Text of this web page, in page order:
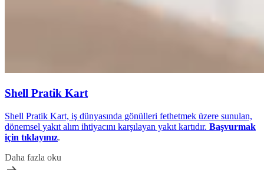
Shell Pratik Kart
Shell Pratik Kart, iş dünyasında gönülleri fethetmek üzere sunulan,
dönemsel yakıt alım ihtiyacını karşılayan yakıt kartıdır. Başvurmak
için tıklayınız.
Daha fazla oku